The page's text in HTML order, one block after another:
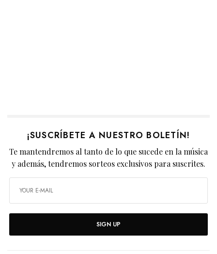
¡SUSCRÍBETE A NUESTRO BOLETÍN!
Te mantendremos al tanto de lo que sucede en la música
y además, tendremos sorteos exclusivos para suscrites.
SIGN UP